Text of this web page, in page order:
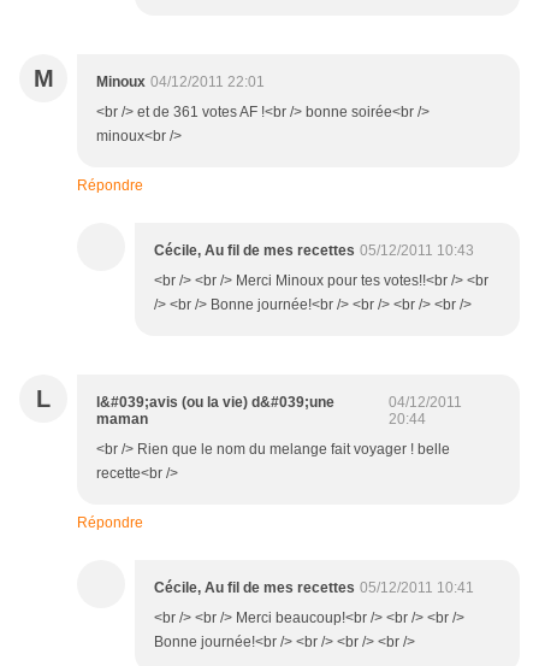
M Minoux 04/12/2011 22:01
<br /> et de 361 votes AF !<br /> bonne soirée<br />
minoux<br />
Répondre
Cécile, Au fil de mes recettes 05/12/2011 10:43
<br /> <br /> Merci Minoux pour tes votes!!<br /> <br
/> <br /> Bonne journée!<br /> <br /> <br /> <br />
L
l&#039;avis (ou la vie) d&#039;une
maman
04/12/2011
20:44
<br /> Rien que le nom du melange fait voyager ! belle
recette<br />
Répondre
Cécile, Au fil de mes recettes 05/12/2011 10:41
<br /> <br /> Merci beaucoup!<br /> <br /> <br />
Bonne journée!<br /> <br /> <br /> <br />